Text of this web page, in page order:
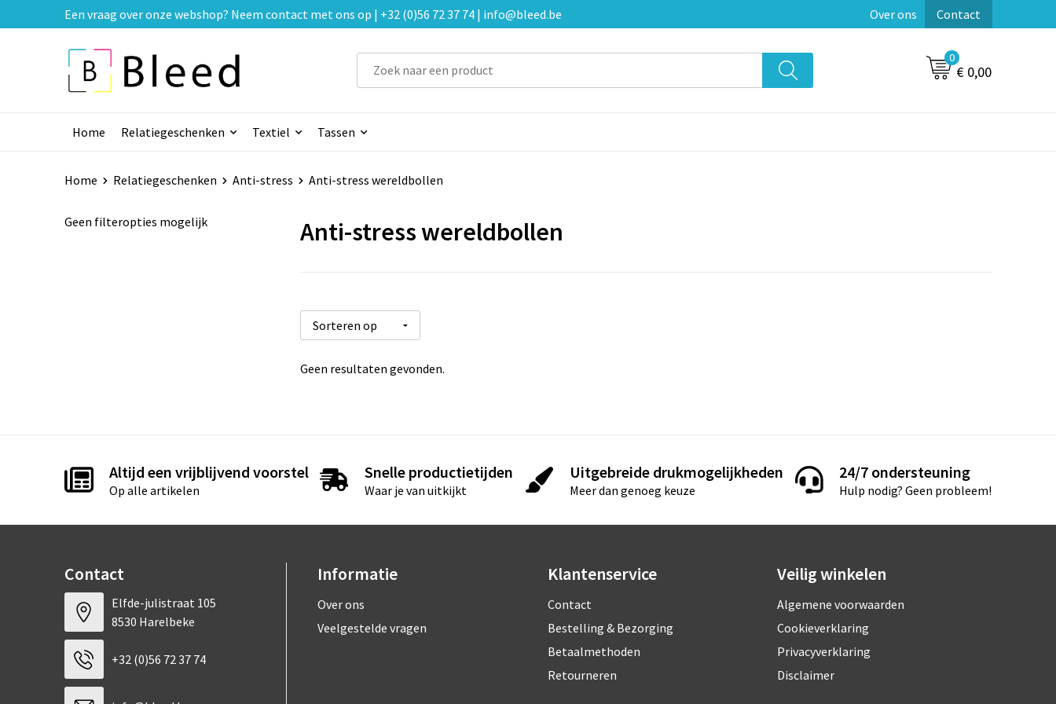
Een vraag over onze webshop? Neem contact met ons op | +32 (0)56 72 37 74 | info@bleed.be Over ons Contact
0
€ 0,00
Home Relatiegeschenken Textiel Tassen
Home Relatiegeschenken Anti-stress Anti-stress wereldbollen
Geen filteropties mogelijk Anti-stress wereldbollen
Geen resultaten gevonden.
Altijd een vrijblijvend voorstel
Op alle artikelen
Snelle productietijden
Waar je van uitkijkt
Uitgebreide drukmogelijkheden
Meer dan genoeg keuze
24/7 ondersteuning
Hulp nodig? Geen probleem!
Contact
Elfde-julistraat 105
8530 Harelbeke
+32 (0)56 72 37 74
Informatie
Over ons
Veelgestelde vragen
Klantenservice
Contact
Bestelling & Bezorging
Betaalmethoden
Retourneren
Veilig winkelen
Algemene voorwaarden
Cookieverklaring
Privacyverklaring
Disclaimer